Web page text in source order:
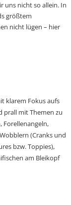
uns nicht so allein. In
größtem
nicht lügen – hier
klarem Fokus aufs
prall mit Themen zu
Forellenangeln,
(Cranks und
bzw. Toppies),
am Bleikopf